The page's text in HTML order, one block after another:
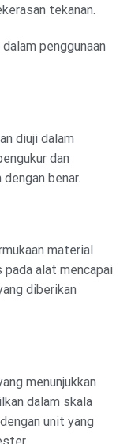
tekanan.
penggunaan
diuji dalam
dan
benar.
material
pada alat mencapai
diberikan
menunjukkan
dalam skala
unit yang